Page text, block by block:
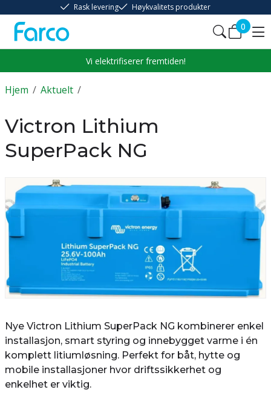
Rask levering Høykvalitets produkter
0
Vi elektrifiserer fremtiden!
/
Hjem /
Aktuelt
Victron Lithium
SuperPack NG
Nye Victron Lithium SuperPack NG kombinerer enkel
installasjon, smart styring og innebygget varme i én
komplett litiumløsning. Perfekt for båt, hytte og
mobile installasjoner hvor driftssikkerhet og
enkelhet er viktig.